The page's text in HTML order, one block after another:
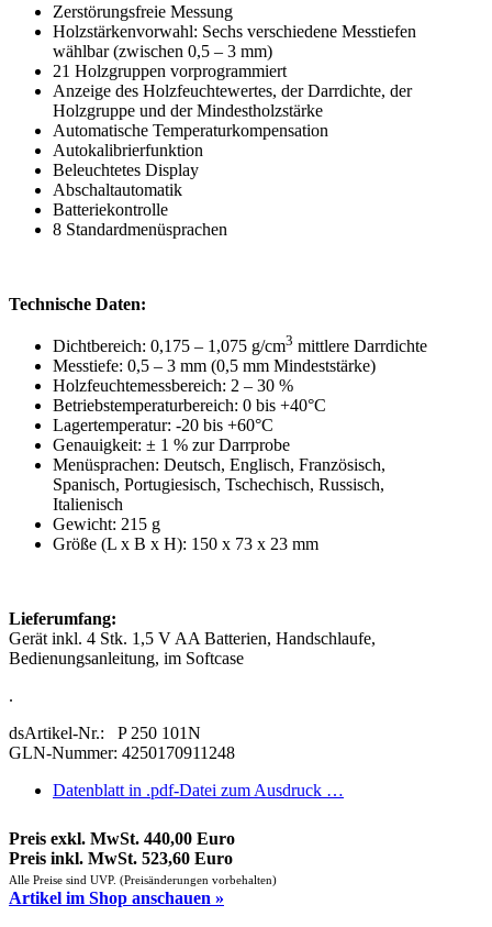
Zerstörungsfreie Messung
Holzstärkenvorwahl: Sechs verschiedene Messtiefen
wählbar (zwischen 0,5 – 3 mm)
21 Holzgruppen vorprogrammiert
Anzeige des Holzfeuchtewertes, der Darrdichte, der
Holzgruppe und der Mindestholzstärke
Automatische Temperaturkompensation
Autokalibrierfunktion
Beleuchtetes Display
Abschaltautomatik
Batteriekontrolle
8 Standardmenüsprachen
Technische Daten:
Dichtbereich: 0,175 – 1,075 g/cm3 mittlere Darrdichte
Messtiefe: 0,5 – 3 mm (0,5 mm Mindeststärke)
Holzfeuchtemessbereich: 2 – 30 %
Betriebstemperaturbereich: 0 bis +40°C
Lagertemperatur: -20 bis +60°C
Genauigkeit: ± 1 % zur Darrprobe
Menüsprachen: Deutsch, Englisch, Französisch,
Spanisch, Portugiesisch, Tschechisch, Russisch,
Italienisch
Gewicht: 215 g
Größe (L x B x H): 150 x 73 x 23 mm
Lieferumfang:
Gerät inkl. 4 Stk. 1,5 V AA Batterien, Handschlaufe,
Bedienungsanleitung, im Softcase
.
dsArtikel-Nr.: P 250 101N
GLN-Nummer: 4250170911248
Datenblatt in .pdf-Datei zum Ausdruck …
Preis exkl. MwSt. 440,00 Euro
Preis inkl. MwSt. 523,60 Euro
Alle Preise sind UVP. (Preisänderungen vorbehalten)
Artikel im Shop anschauen »